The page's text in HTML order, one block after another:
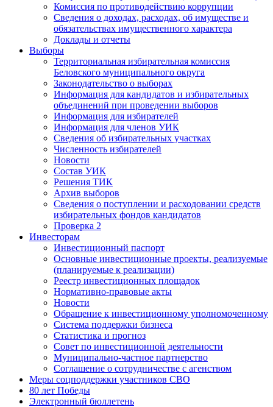
Комиссия по противодействию коррупции
Сведения о доходах, расходах, об имуществе и
обязательствах имущественного характера
Доклады и отчеты
Выборы
Территориальная избирательная комиссия
Беловского муниципального округа
Законодательство о выборах
Информация для кандидатов и избирательных
объединений при проведении выборов
Информация для избирателей
Информация для членов УИК
Сведения об избирательных участках
Численность избирателей
Новости
Состав УИК
Решения ТИК
Архив выборов
Сведения о поступлении и расходовании средств
избирательных фондов кандидатов
Проверка 2
Инвесторам
Инвестиционный паспорт
Основные инвестиционные проекты, реализуемые
(планируемые к реализации)
Реестр инвестиционных площадок
Нормативно-правовые акты
Новости
Обращение к инвестиционному уполномоченному
Система поддержки бизнеса
Статистика и прогноз
Совет по инвестиционной деятельности
Муниципально-частное партнерство
Соглашение о сотрудничестве с агенством
Меры соцподдержки участников СВО
80 лет Победы
Электронный бюллетень